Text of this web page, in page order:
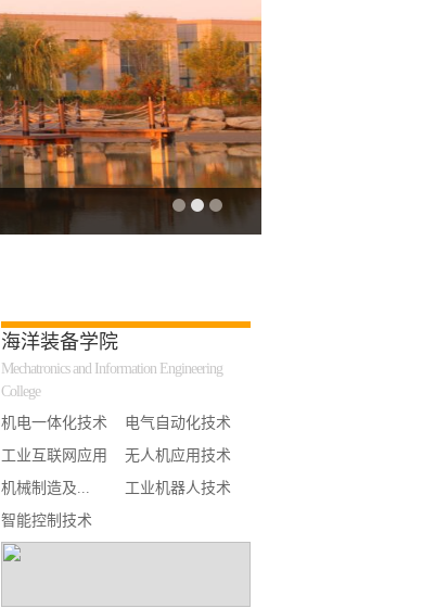
海洋装备学院
Mechatronics and Information Engineering
College
机电一体化技术
电气自动化技术
工业互联网应用
无人机应用技术
机械制造及...
工业机器人技术
智能控制技术